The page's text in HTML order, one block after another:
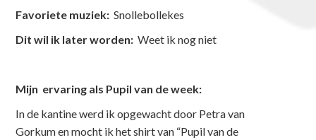
Favoriete muziek: Snollebollekes
Dit wil ik later worden: Weet ik nog niet
Mijn ervaring als Pupil van de week:
In de kantine werd ik opgewacht door Petra van
Gorkum en mocht ik het shirt van “Pupil van de